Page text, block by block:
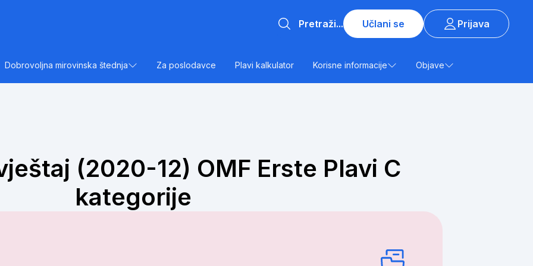
Učlani se
Prijava
Dobrovoljna mirovinska štednja Za poslodavce Plavi kalkulator Korisne informacije Objave
(2020-12) OMF Erste Plavi C
kategorije